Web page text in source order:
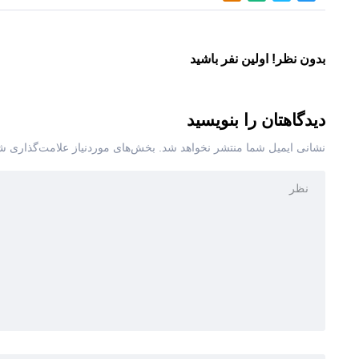
بدون نظر! اولین نفر باشید
دیدگاهتان را بنویسید
نشانی ایمیل شما منتشر نخواهد شد. بخش‌های موردنیاز علامت‌گذاری